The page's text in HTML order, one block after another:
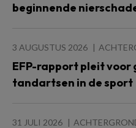
beginnende
3 AUGUSTUS 2026
EFP-rapport pleit voor
tandartsen in de sport
31 JULI 2026